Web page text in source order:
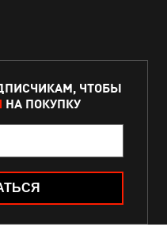
ЧТОБЫ
НА ПОКУПКУ